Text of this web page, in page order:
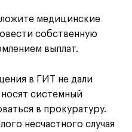
медицинские
собственную
выплат.
в ГИТ не дали
носят системный
в прокуратуру.
несчастного случая